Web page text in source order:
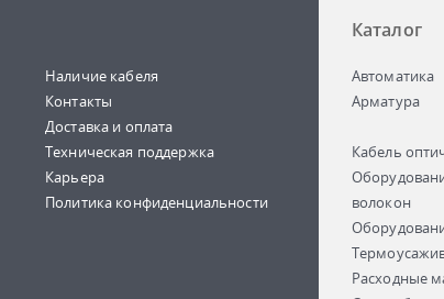
Наличие кабеля
Контакты
Доставка и оплата
Техническая поддержка
Карьера
Политика конфиденциальности
Каталог
Автоматика
Арматура
Кабель
волокон
Расходные